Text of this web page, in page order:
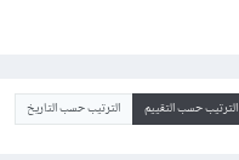
الترتيب حسب التقييم الترتيب حسب التاريخ